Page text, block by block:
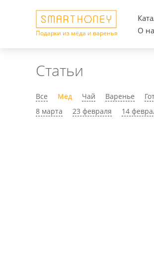
Подарки из мёда и варенья
О
Статьи
Все Мёд Чай Варенье
8 марта
23 февраля 14